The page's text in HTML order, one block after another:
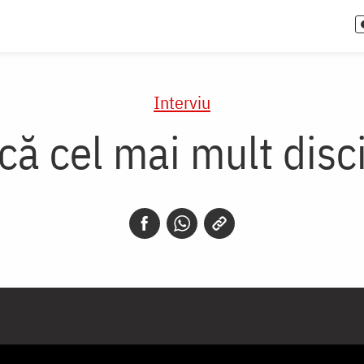
Interviu
cel mai mult